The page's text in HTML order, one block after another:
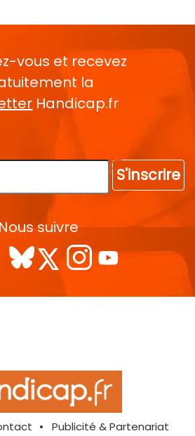
vous et recevez
la
Handicap.fr
S'inscrire
Nous suivre
Publicité & Partenariat